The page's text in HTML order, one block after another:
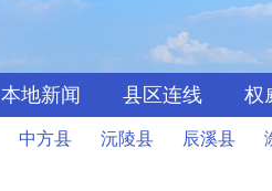
本地新闻 县区连线 权
中方县 沅陵县 辰溪县